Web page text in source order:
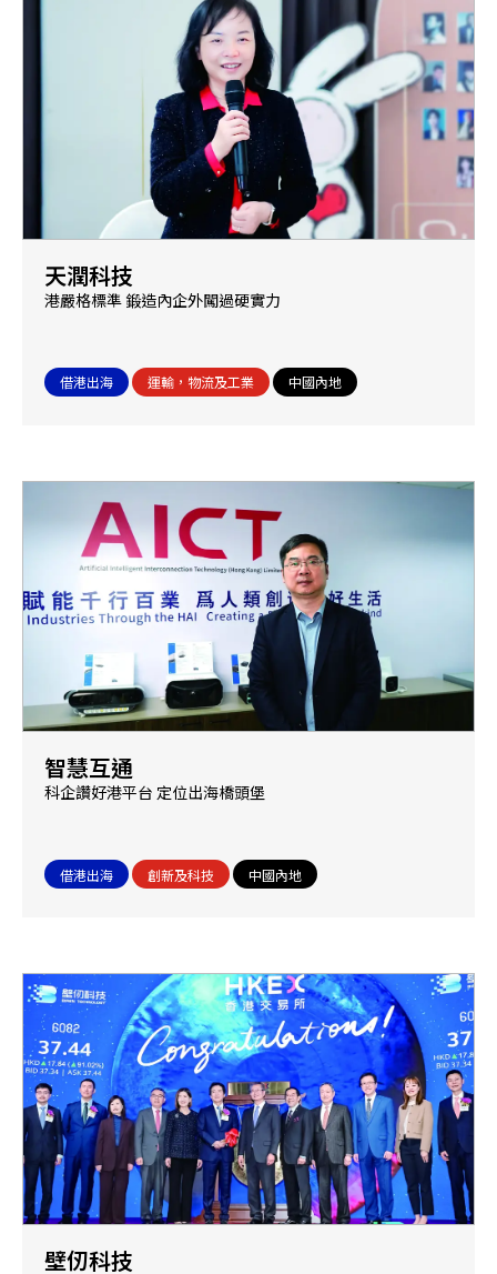
天潤科技
港嚴格標準 鍛造內企外闖過硬實力
借港出海 運輸，物流及工業 中國內地
智慧互通
科企讚好港平台 定位出海橋頭堡
借港出海 創新及科技 中國內地
壁仞科技